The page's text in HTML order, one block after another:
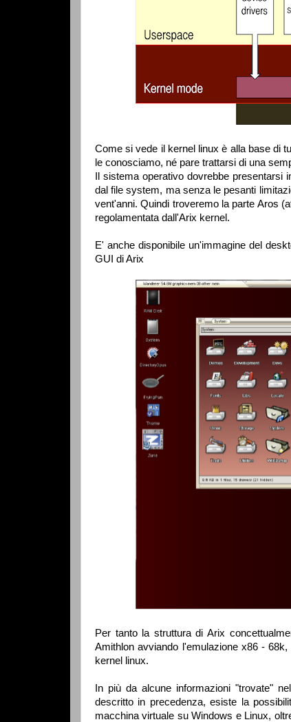
Come si vede il kernel linux è alla base di
le conosciamo, né pare trattarsi di una
Il sistema operativo dovrebbe presentarsi
dal file system, ma senza le pesanti
vent'anni. Quindi troveremo la parte Aros
regolamentata dall'Arix kernel.
E' anche disponibile un'immagine del
GUI di Arix
Per tanto la struttura di Arix
Amithlon avviando l'emulazione x86 -
kernel linux.
In più da alcune informazioni "trovate"
descritto in precedenza, esiste la
macchina virtuale su Windows e Linux,